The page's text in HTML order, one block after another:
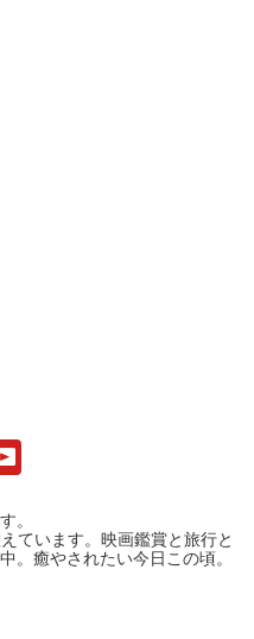
。
ています。映画鑑賞と旅行と
。癒やされたい今日この頃。